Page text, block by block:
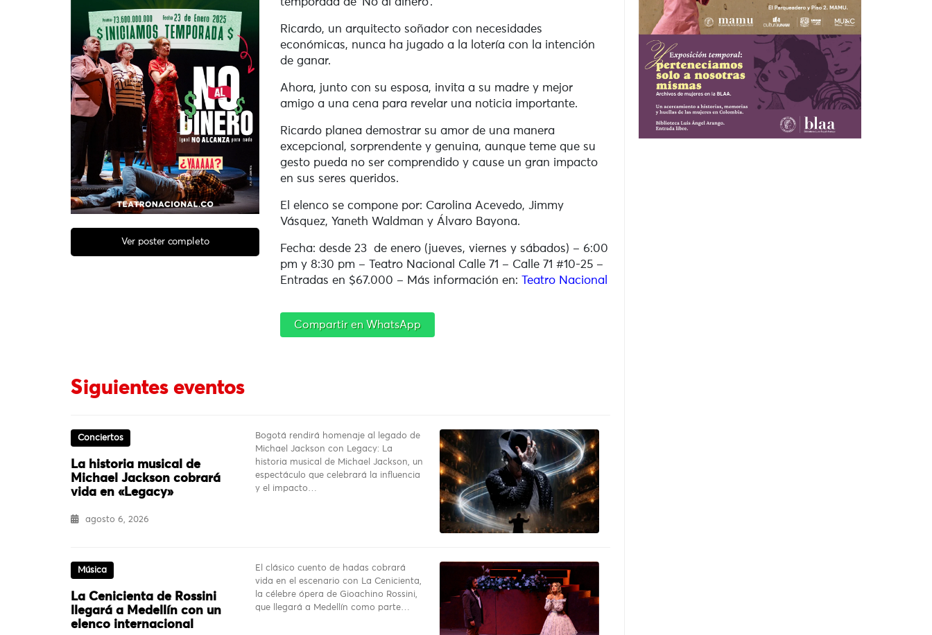
Ver poster completo
temporada de ‘No al dinero’.
Ricardo, un arquitecto soñador con necesidades
económicas, nunca ha jugado a la lotería con la intención
de ganar.
Ahora, junto con su esposa, invita a su madre y mejor
amigo a una cena para revelar una noticia importante.
Ricardo planea demostrar su amor de una manera
excepcional, sorprendente y genuina, aunque teme que su
gesto pueda no ser comprendido y cause un gran impacto
en sus seres queridos.
El elenco se compone por: Carolina Acevedo, Jimmy
Vásquez, Yaneth Waldman y Álvaro Bayona.
Fecha: desde 23 de enero (jueves, viernes y sábados) – 6:00
pm y 8:30 pm – Teatro Nacional Calle 71 – Calle 71 #10-25 –
Entradas en $67.000 – Más información en:
Teatro Nacional
Compartir en WhatsApp
Siguientes eventos
Conciertos
La historia musical de
Michael Jackson cobrará
vida en «Legacy»
agosto 6, 2026
Bogotá rendirá homenaje al legado de
Michael Jackson con Legacy: La
historia musical de Michael Jackson, un
espectáculo que celebrará la influencia
y el impacto…
Música
La Cenicienta de Rossini
llegará a Medellín con un
elenco internacional
El clásico cuento de hadas cobrará
vida en el escenario con La Cenicienta,
la célebre ópera de Gioachino Rossini,
que llegará a Medellín como parte…